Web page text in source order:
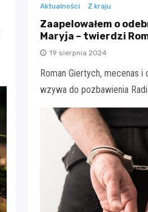
Aktualności Z kraju
Zaapelowałem o
Maryja – twierdzi
19 sierpnia 2024
Roman Giertych, mecenas
wzywa do pozbawienia